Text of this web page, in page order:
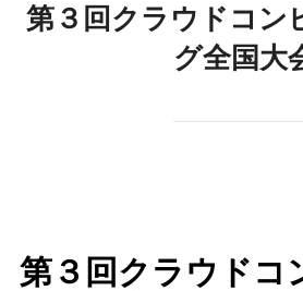
第３回クラウドコン
グ全国大
第３回クラウドコ